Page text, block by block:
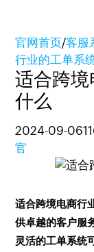
官网首页/客服
行业的工单系
适合跨
什么
2024-09-06
官
适合跨境电商行
供卓越的客户服
灵活的工单系统